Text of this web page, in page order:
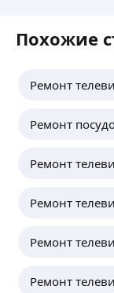
Похожие
Ремонт
Ремонт
Ремонт
Ремонт
Ремонт
Ремонт